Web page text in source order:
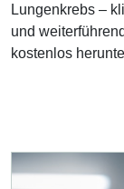
Lungenkrebs –
und
kostenlos